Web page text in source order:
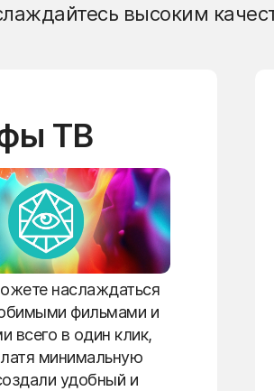
высоким
ТВ
наслаждаться
фильмами и
всего в один клик,
минимальную
удобный и